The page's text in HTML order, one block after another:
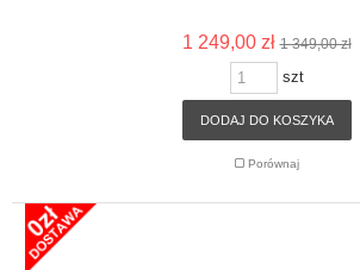
1 249,00 zł 1 349,00 zł
szt
DODAJ DO KOSZYKA
Porównaj